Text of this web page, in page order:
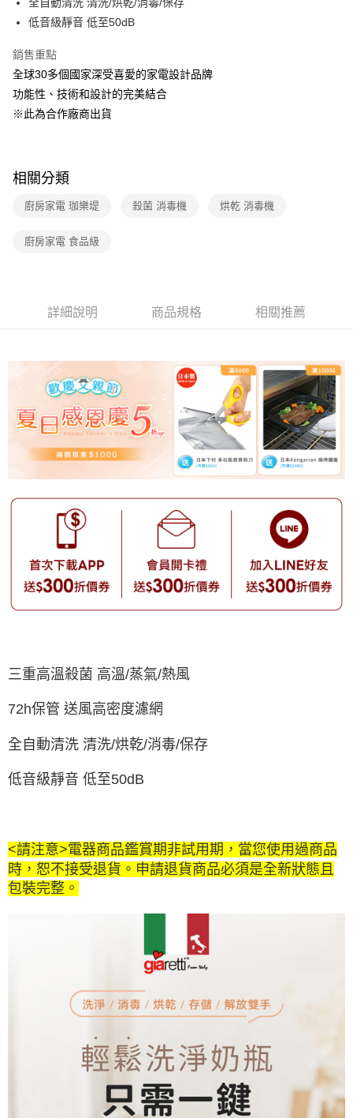
【大哥付你分期使用說明】
1.本服務由台灣大哥大提供，台灣大哥大用戶可立即使用無須另外申請。
流程，驗證手機門號後，選擇欲分期的期數、繳款截止日，確認付款後即完
成交易。
3.實際核准額度、可分期數及費用金額請依後續交易確認頁面所載為準。
4.訂單成立30分鐘內，如未前往確認交易或遇審核未通過，訂單將自動取
消。如遇「轉專審核」未通過狀況，表示未達大哥付你分期系統評分，恕無
醒簡訊。
2.透過簡訊連結打開帳單後，可選擇「超商條碼／台灣大直營門市／銀行轉
帳／街口支付／iPASS MONEY」等通路繳費。
1.本服務係由「台灣大哥大股份有限公司」（以下簡稱本公司）所提供，讓
由本公司與您本人進行分期帳單所需資料之確認、核對及更正。
ATM付款
運送方式
宅配$499免運
每筆NT$150，滿NT$499(含以上)免運費
低音級靜音 低至50dB
銷售重點
全球30多個國家深受喜愛的家電設計品牌
功能性、技術和設計的完美結合
※此為合作廠商出貨
相關分類
廚房家電 珈樂堤 殺菌 消毒機 烘乾 消毒機
廚房家電 食品級
詳細說明 商品規格 相關推薦
三重高溫殺菌 高溫/蒸氣/熱風
72h保管 送風高密度濾網
全自動清洗 清洗/烘乾/消毒/保存
低音級靜音 低至50dB
<請注意>電器商品鑑賞期非試用期，當您使用過商品
時，恕不接受退貨。申請退貨商品必須是全新狀態且
包裝完整。